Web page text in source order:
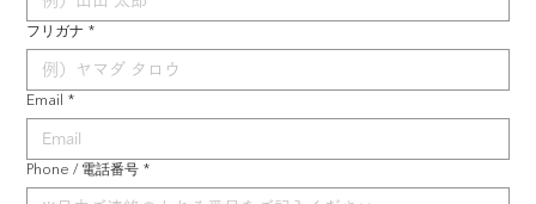
フリガナ *
Email *
Phone / 電話番号 *